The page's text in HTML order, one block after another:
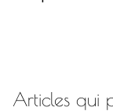
Articles qui